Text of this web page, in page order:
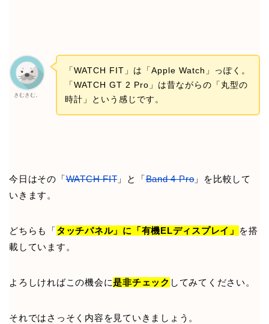
きむきむ。
「WATCH FIT」は「Apple Watch」っぽく。
「WATCH GT 2 Pro」は昔ながらの「丸型の
時計」という感じです。
今日はその「WATCH FIT」と「Band 4 Pro」を比較して
いきます。
どちらも「タッチパネル」に「有機ELディスプレイ」
を搭
載しています。
よろしければこの機会に是非チェック してみてください。
それではさっそく内容を見ていきましょう。